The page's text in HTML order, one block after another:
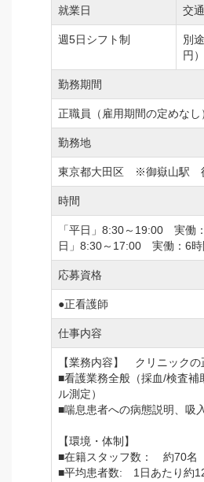
就業日 交
週5日シフト制
別
円）
勤務期間
正職員（雇用期間の定めなし
勤務地
東京都大田区 ※御嶽山駅
時間
「平日」8:30～19:00 実働
日」8:30～17:00 実働：6時
応募資格
●正看護師
仕事内容
【業務内容】 クリニックの
■看護業務全般（採血/検査補
ル測定）
■喘息患者への病態説明、
【環境・体制】
■在籍スタッフ数： 約70名
■平均患者数: 1日あたり約